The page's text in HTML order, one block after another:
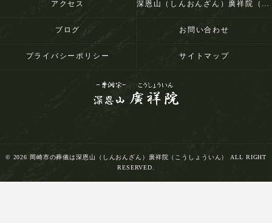
アクセス 深恩山（しんおんざん）廣祥院（こうしょういん）
ブログ お問い合わせ
プライバシーポリシー サイトマップ
© 2026 岡崎市の葬儀は深恩山（しんおんざん）廣祥院（こうしょういん） ALL RIGHT
RESERVED.